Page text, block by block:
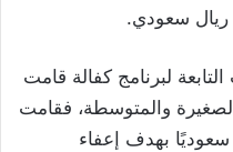
لبرنامج كفالة قامت
والمتوسطة، فقامت
6 مليار ريالًا سعوديًا بهدف إعفاء